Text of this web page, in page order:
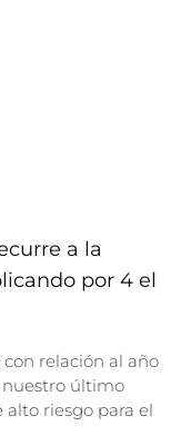
a la
por 4 el
con relación al año
nuestro último
riesgo para el